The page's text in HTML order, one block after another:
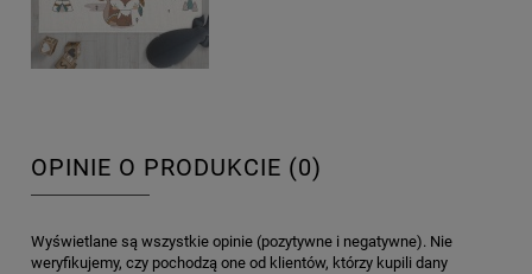
OPINIE O PRODUKCIE (0)
Wyświetlane są wszystkie opinie (pozytywne i negatywne). Nie
weryfikujemy, czy pochodzą one od klientów, którzy kupili dany